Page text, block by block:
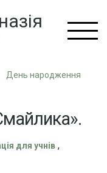
День народження
для учнів ,